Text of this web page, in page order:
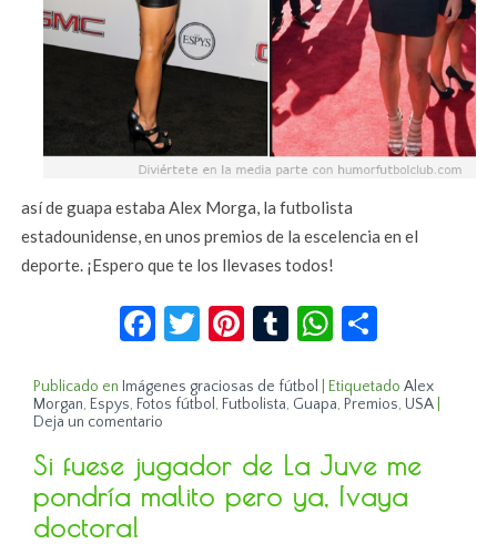
así de guapa estaba Alex Morga, la futbolista
estadounidense, en unos premios de la escelencia en el
deporte. ¡Espero que te los llevases todos!
Facebook
Twitter
Pinterest
TumblrWhatsApp
Publicado en Imágenes graciosas de fútbol Etiquetado Alex
Morgan, Espys, Fotos fútbol , Futbolista, Guapa, Premios, USA
Deja un comentario
Si fuese jugador de La Juve me
pondría malito pero ya, ¡vaya
doctora!